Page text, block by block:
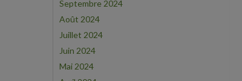
Septembre 2024
Août 2024
Juillet 2024
Juin 2024
Mai 2024